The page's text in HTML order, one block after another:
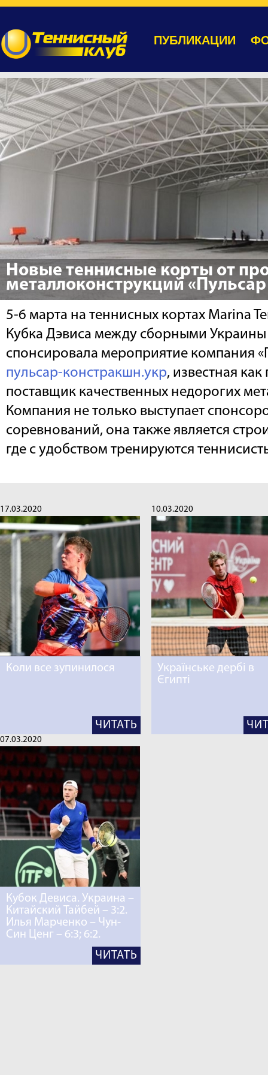
ПУБЛИКАЦИИ
Новые теннисные корты от
металлоконструкций
5-6 марта на теннисных кортах Marina
Кубка Дэвиса между сборными
спонсировала мероприятие компания
пульсар-констракшн.укр, известная
поставщик качественных недорогих
Компания не только выступает
соревнований, она также является
где с удобством тренируются
17.03.2020
Коли все зупинилося
ЧИТАТЬ
10.03.2020
Українське дербі в
Єгипті
07.03.2020
Кубок Девиса. Украина –
Китайский Тайбей – 3:2.
Илья Марченко – Чун-
Син Ценг – 6:3; 6:2.
ЧИТАТЬ